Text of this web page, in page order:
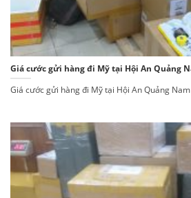
Giá cước gửi hàng đi Mỹ tại Hội An Quảng
Giá cước gửi hàng đi Mỹ tại Hội An Quảng